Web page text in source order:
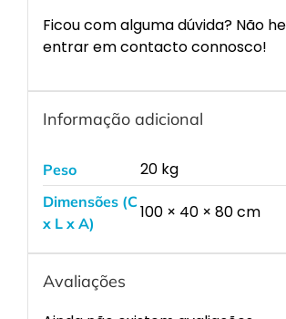
Ficou com alguma dúvida? Não
entrar em contacto connosco!
Informação adicional
Peso 20 kg
Dimensões (C
x L x A)
100 × 40 × 80 cm
Avaliações